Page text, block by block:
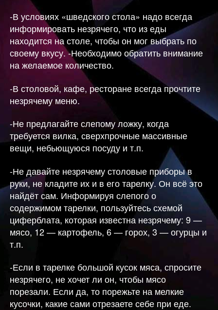
-В условиях «шведского стола» надо всегда
информировать незрячего, что из еды
находится на столе, чтобы он мог выбрать по
своему вкусу. -Необходимо обратить внимание
на желаемое количество.
-В столовой, кафе, ресторане всегда прочтите
незрячему меню.
-Не предлагайте слепому ложку, когда
требуется вилка, сверхпрочные массивные
вещи, небьющуюся посуду и т.п.
-Не давайте незрячему столовые приборы в
руки, не кладите их и в его тарелку. Он всё это
найдёт сам. Информируя слепого о
содержимом тарелки, пользуйтесь схемой
циферблата, которая известна незрячему: 9 —
мясо, 12 — картофель, 6 — горох, 3 — огурцы и
т.п.
-Если в тарелке большой кусок мяса, спросите
незрячего, не хочет ли он, чтобы мясо
порезали. Если да, то порежьте на мелкие
кусочки, какие сами отрезаете себе при еде.